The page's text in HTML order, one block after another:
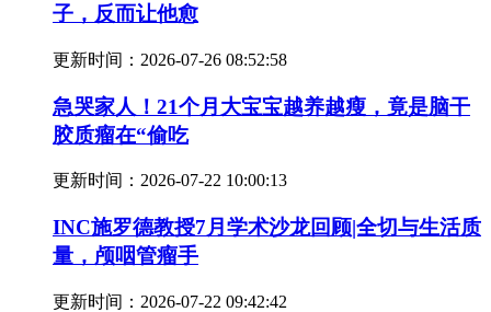
子，反而让他愈
更新时间： 2026-07-26 08:52:58
急哭家人！21个月大宝宝越养越瘦，竟是脑干
胶质瘤在“偷吃
更新时间： 2026-07-22 10:00:13
INC施罗德教授7月学术沙龙回顾|全切与生活质
量，颅咽管瘤手
更新时间： 2026-07-22 09:42:42